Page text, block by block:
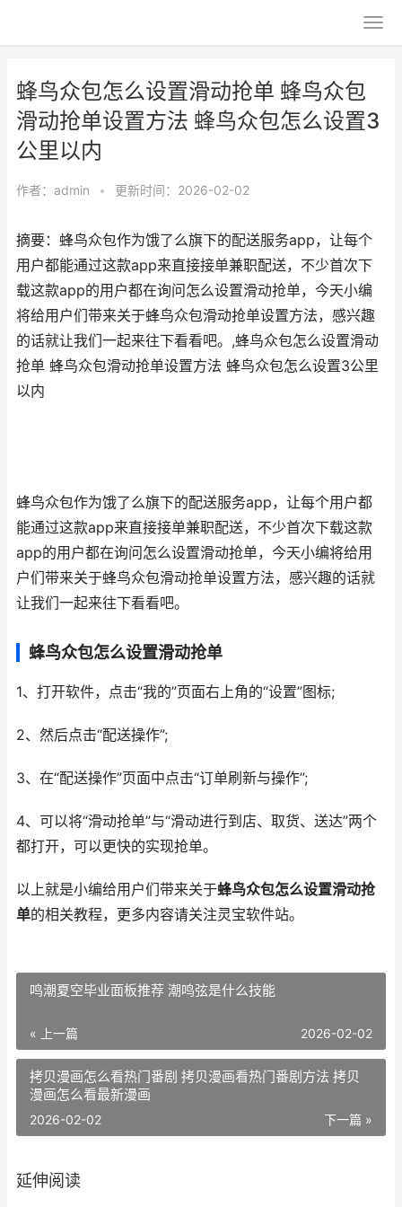
蜂鸟众包怎么设置滑动抢单 蜂鸟众包
滑动抢单设置方法 蜂鸟众包怎么设置3
公里以内
作者： admin • 更新时间：2026-02-02
摘要：蜂鸟众包作为饿了么旗下的配送服务app，让每个
用户都能通过这款app来直接接单兼职配送，不少首次下
载这款app的用户都在询问怎么设置滑动抢单，今天小编
将给用户们带来关于蜂鸟众包滑动抢单设置方法，感兴趣
的话就让我们一起来往下看看吧。,蜂鸟众包怎么设置滑动
抢单 蜂鸟众包滑动抢单设置方法 蜂鸟众包怎么设置3公里
以内
蜂鸟众包作为饿了么旗下的配送服务app，让每个用户都
能通过这款app来直接接单兼职配送，不少首次下载这款
app的用户都在询问怎么设置滑动抢单，今天小编将给用
户们带来关于蜂鸟众包滑动抢单设置方法，感兴趣的话就
让我们一起来往下看看吧。
蜂鸟众包怎么设置滑动抢单
1、打开软件，点击“我的”页面右上角的“设置”图标;
2、然后点击“配送操作”;
3、在“配送操作”页面中点击“订单刷新与操作”;
4、可以将“滑动抢单”与“滑动进行到店、取货、送达”两个
都打开，可以更快的实现抢单。
以上就是小编给用户们带来关于蜂鸟众包怎么设置滑动抢
单的相关教程，更多内容请关注灵宝软件站。
鸣潮夏空毕业面板推荐 潮鸣弦是什么技能
« 上一篇 2026-02-02
拷贝漫画怎么看热门番剧 拷贝漫画看热门番剧方法 拷贝
漫画怎么看最新漫画
下一篇 »
2026-02-02
延伸阅读